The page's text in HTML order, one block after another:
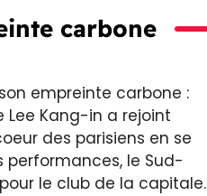
carbone
empreinte carbone :
Lee Kang-in a rejoint
des parisiens en se
le Sud-
le club de la capitale.